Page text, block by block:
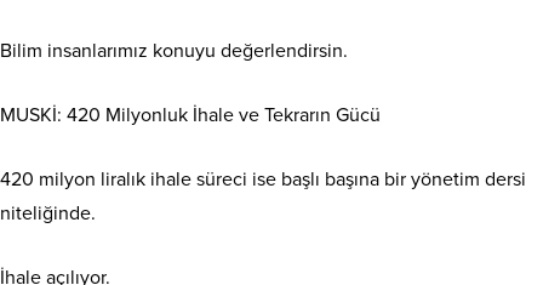
Bilim insanlarımız konuyu değerlendirsin.
MUSKİ: 420 Milyonluk İhale ve Tekrarın Gücü
420 milyon liralık ihale süreci ise başlı başına bir yönetim dersi
niteliğinde.
İhale açılıyor.